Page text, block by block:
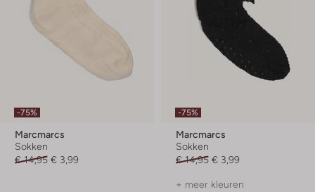
-75%
Marcmarcs
Sokken
€ 14,95 € 3,99
-75%
Marcmarcs
Sokken
€ 14,95 € 3,99
+ meer kleuren